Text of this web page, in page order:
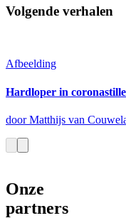
Volgende verhalen
Afbeelding
Hardloper in
door Matthijs van
Onze
partners